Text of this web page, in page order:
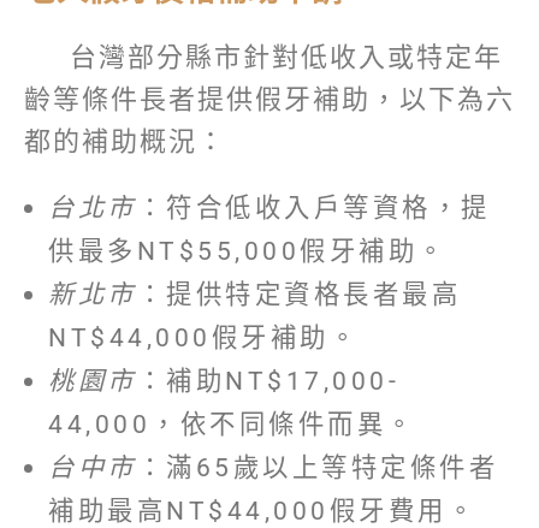
台灣部分縣市針對低收入或特定年
齡等條件長者提供假牙補助，以下為六
都的補助概況：
台北市 ：符合低收入戶等資格，提
供最多NT$55,000假牙補助。
新北市 ：提供特定資格長者最高
NT$44,000假牙補助。
桃園市 ：補助NT$17,000-
44,000，依不同條件而異。
台中市 ：滿65歲以上等特定條件者
補助最高NT$44,000假牙費用。